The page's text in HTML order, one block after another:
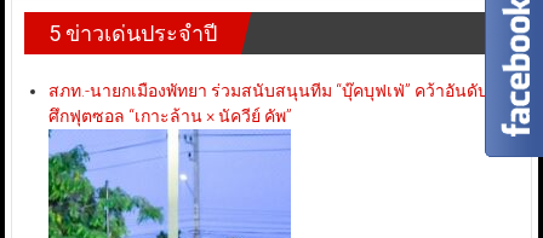
5 ข่าวเด่นประจำปี
สภท.-นายกเมืองพัทยา ร่วมสนับสนุนทีม “บุ๊คบุฟเฟ่” คว้าอันดับ 3
ศึกฟุตซอล “เกาะล้าน × นัควีย์ คัพ”